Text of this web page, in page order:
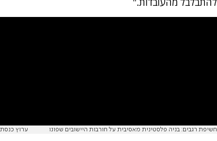
חשיפת רגבים: בניה פלסטינית מאסיבית על חורבות היישובים שפונו ערוץ כנסת